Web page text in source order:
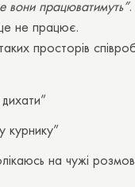
вони працюватимуть”.
не працює.
просторів
курнику”
на чужі